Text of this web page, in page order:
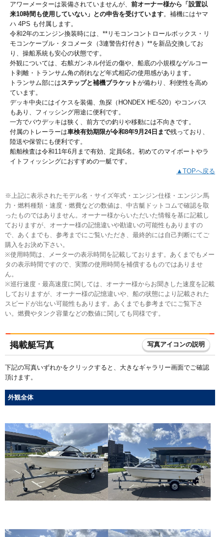
アワーメーターは装備されていませんが、 前オーナー様から「設置以
来10時間も使用していない」との申告を受けています。補機にはヤマ
ハ 4PS も付属します。
令和2年のエンジン換装時には、**リモコンコントロールボックス・リ
モコンケーブル・タコメータ（3連警告灯付き）**を新品交換してお
り、操船系統も安心の状態です。
外観については、右舷ガンネル付近の傷や、船底の小規模なゲルコー
ト剥離・トランサム角の削れなど年式相応の使用感があります。
トランサム部にはステップと補機ブラケットが備わり、利便性を高め
ています。
デッキ中央にはイケスを装備、魚探（HONDEX HE-520）やコンパス
もあり、フィッシング用途に便利です。
一方でバウデッキは狭く、前方での釣りや移動には不向きです。
付属のトレーラーは車検有効期限が令和8年9月24日まで残っており、
陸送や保管にも便利です。
船舶検査は令和11年6月まで有効、定員6名。初めてのマイボートやラ
イトフィッシングにおすすめの一艇です。
▲TOPへ戻る
※上記に表示されたモデル名・サイズ年式・エンジン仕様・エンジン馬
力・燃料種類・速度・燃費などの数値は、中古艇ドットコムで確認を取
ったものではありません。オーナー様からいただいた情報を基に記載し
ておりますが、オーナー様の記憶違いや勘違いの可能性もありますの
で、あくまでも、参考までにご覧いただき、最終的には自己判断にてご
購入をお決め下さい。
※使用時間は、メーターの表示時間を記載しております。あくまでもメー
タの表示時間ですので、実際の使用時間を補償するものではありませ
ん。
※巡行速度・最高速度に関しては、オーナー様からお聞きした速度を記載
しておりますが、オーナー様の記憶違いや、船の状態により記載された
スピードが出ない可能性もあります。あくまでも参考までにご覧下さ
い。燃費やタンク容量などの数値に関しても同様です。
掲載艇写真 写真アイコンの説明
下記の写真いずれかをクリックすると、大きなギャラリー画面でご確認
頂けます。
外観全体